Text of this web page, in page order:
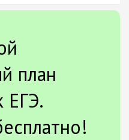
план
ЕГЭ.